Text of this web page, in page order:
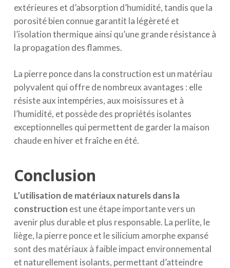
extérieures et d’absorption d’humidité, tandis que la
porosité bien connue garantit la légèreté et
l’isolation thermique ainsi qu’une grande résistance à
la propagation des flammes.
La pierre ponce dans la construction est un matériau
polyvalent qui offre de nombreux avantages : elle
résiste aux intempéries, aux moisissures et à
l’humidité, et possède des propriétés isolantes
exceptionnelles qui permettent de garder la maison
chaude en hiver et fraîche en été.
Conclusion
L’utilisation de matériaux naturels dans la
construction est une étape importante vers un
avenir plus durable et plus responsable. La perlite, le
liège, la pierre ponce et le silicium amorphe expansé
sont des matériaux à faible impact environnemental
et naturellement isolants, permettant d’atteindre